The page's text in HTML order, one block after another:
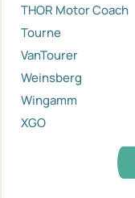
THOR Motor Coach
Tourne
VanTourer
Weinsberg
Wingamm
XGO